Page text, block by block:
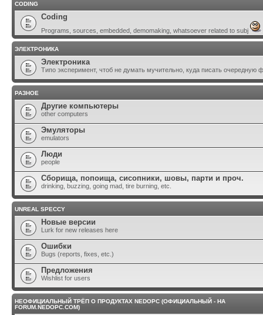
CODING
Coding
Programs, sources, embedded, demomaking, whatsoever related to subj
ЭЛЕКТРОНИКА
Электроника
Типо эксперимент, чтоб не думать мучительно, куда писать очередную
РАЗНОЕ
Другие компьютеры
other computers
Эмуляторы
emulators
Люди
people
Сборища, попоища, сисопники, шовы, парти и проч.
drinking, buzzing, going mad, tire burning, etc.
UNREAL SPECCY
Новые версии
Lurk for new releases here
Ошибки
Bugs (reports, fixes, etc.)
Предложения
Wishlist for users
НЕОФИЦИАЛЬНЫЙ ТРЁП О ПРОДУКТАХ NEDOPC (ОФИЦИАЛЬНЫЙ - НА
FORUM.NEDOPC.COM)